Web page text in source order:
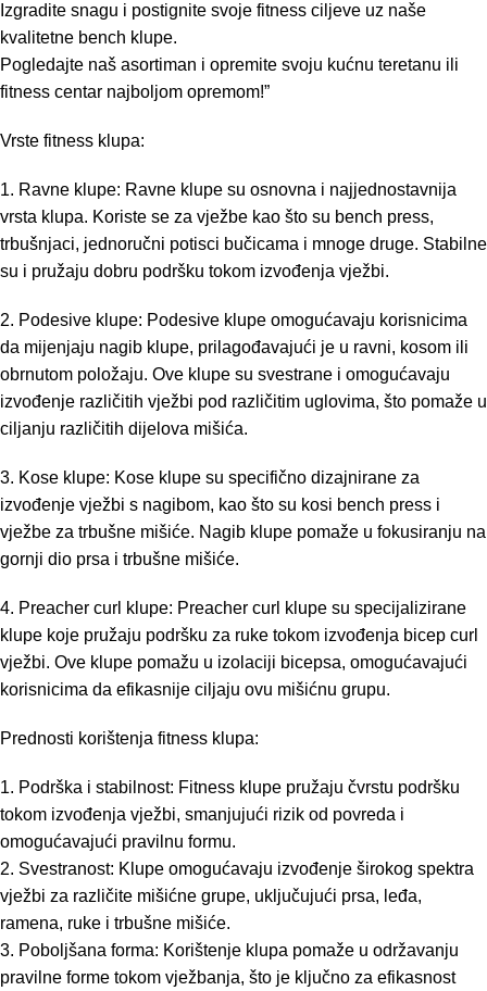
Izgradite snagu i postignite svoje fitness ciljeve uz naše
kvalitetne bench klupe.
Pogledajte naš asortiman i opremite svoju kućnu teretanu ili
fitness centar najboljom opremom!”
Vrste fitness klupa:
1. Ravne klupe: Ravne klupe su osnovna i najjednostavnija
vrsta klupa. Koriste se za vježbe kao što su bench press,
trbušnjaci, jednoručni potisci bučicama i mnoge druge. Stabilne
su i pružaju dobru podršku tokom izvođenja vježbi.
2. Podesive klupe: Podesive klupe omogućavaju korisnicima
da mijenjaju nagib klupe, prilagođavajući je u ravni, kosom ili
obrnutom položaju. Ove klupe su svestrane i omogućavaju
izvođenje različitih vježbi pod različitim uglovima, što pomaže u
ciljanju različitih dijelova mišića.
3. Kose klupe: Kose klupe su specifično dizajnirane za
izvođenje vježbi s nagibom, kao što su kosi bench press i
vježbe za trbušne mišiće. Nagib klupe pomaže u fokusiranju na
gornji dio prsa i trbušne mišiće.
4. Preacher curl klupe: Preacher curl klupe su specijalizirane
klupe koje pružaju podršku za ruke tokom izvođenja bicep curl
vježbi. Ove klupe pomažu u izolaciji bicepsa, omogućavajući
korisnicima da efikasnije ciljaju ovu mišićnu grupu.
Prednosti korištenja fitness klupa:
1. Podrška i stabilnost: Fitness klupe pružaju čvrstu podršku
tokom izvođenja vježbi, smanjujući rizik od povreda i
omogućavajući pravilnu formu.
2. Svestranost: Klupe omogućavaju izvođenje širokog spektra
vježbi za različite mišićne grupe, uključujući prsa, leđa,
ramena, ruke i trbušne mišiće.
3. Poboljšana forma: Korištenje klupa pomaže u održavanju
pravilne forme tokom vježbanja, što je ključno za efikasnost